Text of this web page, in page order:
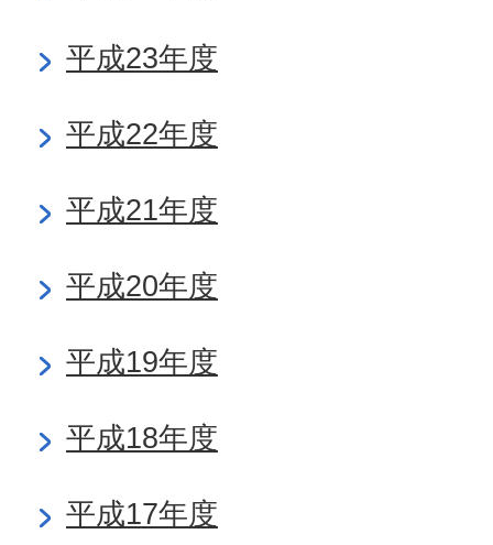
平成23年度
平成22年度
平成21年度
平成20年度
平成19年度
平成18年度
平成17年度